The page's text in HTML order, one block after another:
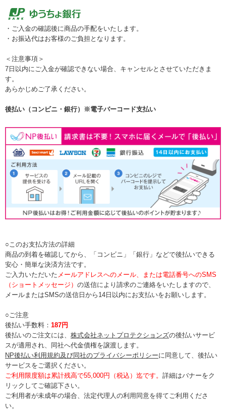
・ご入金の確認後に商品の手配をいたします。
・お振込代はお客様のご負担となります。
＜注意事項＞
7日以内にご入金が確認できない場合、キャンセルとさせていただきま
す。
あらかじめご了承ください。
後払い（コンビニ・銀行）※電子バーコード支払い
○このお支払方法の詳細
商品の到着を確認してから、「コンビニ」「銀行」などで後払いできる
安心・簡単な決済方法です。
ご入力いただいた メールアドレスへのメール、または電話番号へのSMS
（ショートメッセージ） の送信により請求のご連絡をいたしますので、
メールまたはSMSの送信日から14日以内にお支払いをお願いします。
○ご注意
後払い手数料： 187円
後払いのご注文には、 株式会社ネットプロテクションズの後払いサービ
スが適用され、同社へ代金債権を譲渡します。
NP後払い利用規約及び同社のプライバシーポリシーに同意して、後払い
サービスをご選択ください。
ご利用限度額は累計残高で55,000円（税込）迄です。 詳細はバナーをク
リックしてご確認下さい。
ご利用者が未成年の場合、法定代理人の利用同意を得てご利用くださ
い。